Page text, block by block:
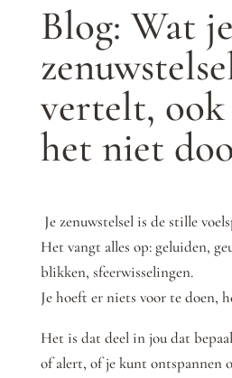
Blog: Wat je
vertelt, ook
het niet
Je zenuwstelsel is de stille
Het vangt alles op: geluiden,
blikken, sfeerwisselingen.
Je hoeft er niets voor te doen,
Het is dat deel in jou dat
of alert, of je kunt ontspannen